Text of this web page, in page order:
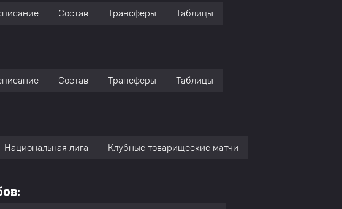
Состав Трансферы Таблицы
Состав Трансферы Таблицы
Национальная лига Клубные товарищеские матчи